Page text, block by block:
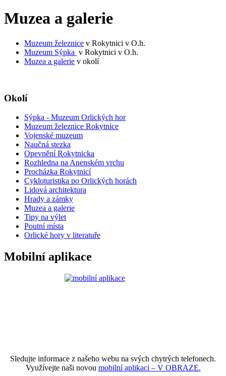
Muzea a galerie
Muzeum železnice v Rokytnici v O.h.
Muzeum Sýpka v Rokytnici v O.h.
Muzea a galerie v okolí
Okolí
Sýpka - Muzeum Orlických hor
Muzeum železnice Rokytnice
Vojenské muzeum
Naučná stezka
Opevnění Rokytnicka
Rozhledna na Anenském vrchu
Procházka Rokytnicí
Cykloturistika po Orlických horách
Lidová architektura
Hrady a zámky
Muzea a galerie
Tipy na výlet
Poutní místa
Orlické hory v literatuře
Mobilní aplikace
Sledujte informace z našeho webu na svých chytrých telefonech.
Využívejte naši novou mobilní aplikaci – V OBRAZE.